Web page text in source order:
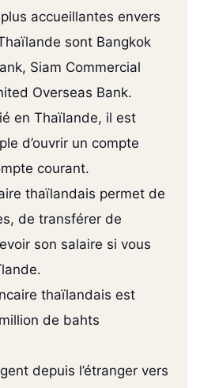
accueillantes envers
sont Bangkok
Siam Commercial
Overseas Bank.
en Thaïlande, il est
d’ouvrir un compte
courant.
thaïlandais permet de
de transférer de
son salaire si vous
thaïlandais est
de bahts
depuis l’étranger vers